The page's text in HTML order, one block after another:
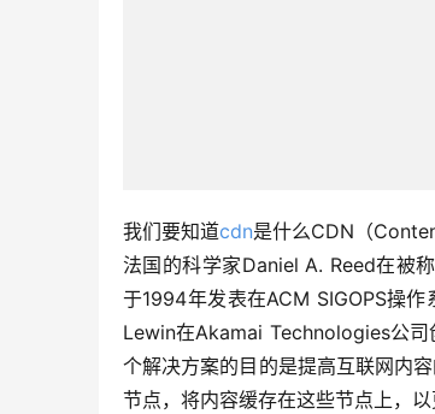
我们要知道cdn是什么CDN（
法国的科学家Daniel A. Reed在被
于1994年发表在ACM SIGOPS操
Lewin在Akamai Technologies公司
个解决方案的目的是提高互联网内
节点，将内容缓存在这些节点上，